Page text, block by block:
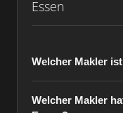
Essen
Welcher Makler
Welcher Makler